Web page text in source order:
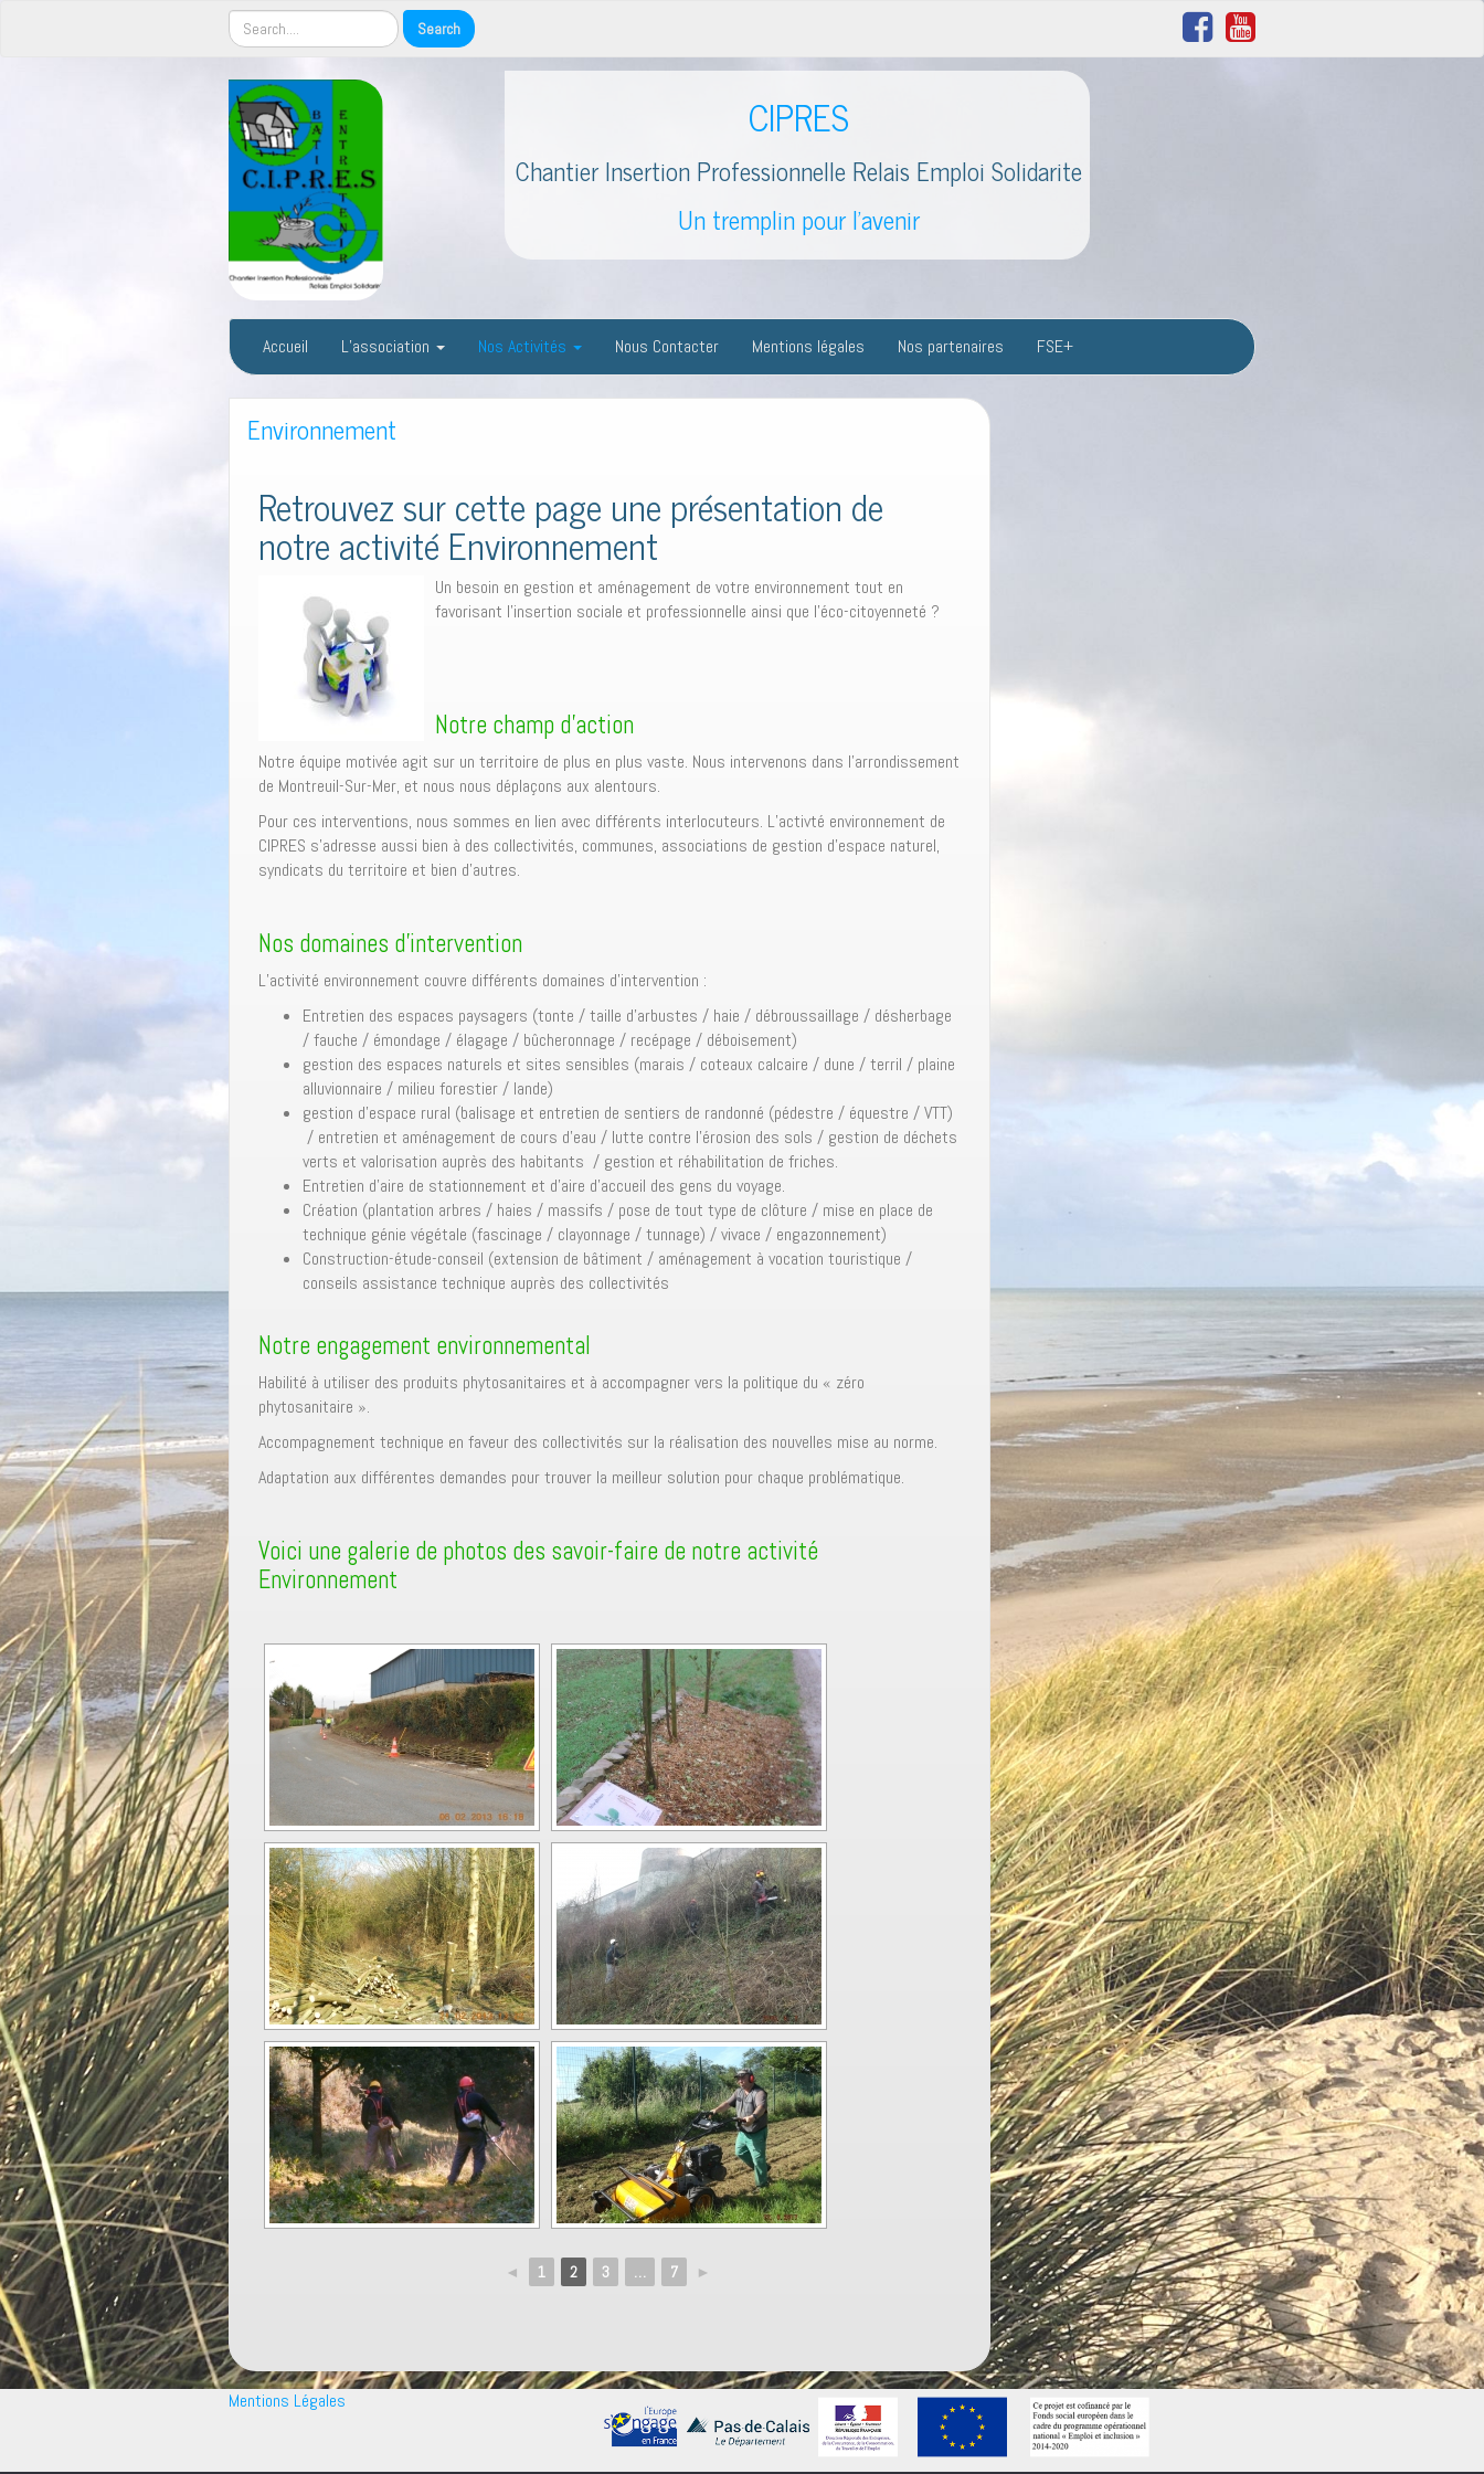
CIPRES
Chantier Insertion Professionnelle Relais Emploi Solidarite
Un tremplin pour l'avenir
Accueil L’association Nos Activités Nous Contacter Mentions légales Nos partenaires FSE+
Environnement
Retrouvez sur cette page une présentation de
notre activité Environnement
Un besoin en gestion et aménagement de votre environnement tout en
favorisant l’insertion sociale et professionnelle ainsi que l’éco-citoyenneté ?
Notre champ d’action
Notre équipe motivée agit sur un territoire de plus en plus vaste. Nous intervenons dans l’arrondissement
de Montreuil-Sur-Mer, et nous nous déplaçons aux alentours.
Pour ces interventions, nous sommes en lien avec différents interlocuteurs. L’activté environnement de
CIPRES s’adresse aussi bien à des collectivités, communes, associations de gestion d’espace naturel,
syndicats du territoire et bien d’autres.
Nos domaines d’intervention
L’activité environnement couvre différents domaines d’intervention :
Entretien des espaces paysagers (tonte / taille d’arbustes / haie / débroussaillage / désherbage
/ fauche / émondage / élagage / bûcheronnage / recépage / déboisement)
gestion des espaces naturels et sites sensibles (marais / coteaux calcaire / dune / terril / plaine
alluvionnaire / milieu forestier / lande)
gestion d’espace rural (balisage et entretien de sentiers de randonné (pédestre / équestre / VTT)
/ entretien et aménagement de cours d’eau / lutte contre l’érosion des sols / gestion de déchets
verts et valorisation auprès des habitants / gestion et réhabilitation de friches.
Entretien d’aire de stationnement et d’aire d’accueil des gens du voyage.
Création (plantation arbres / haies / massifs / pose de tout type de clôture / mise en place de
technique génie végétale (fascinage / clayonnage / tunnage) / vivace / engazonnement)
Construction-étude-conseil (extension de bâtiment / aménagement à vocation touristique /
conseils assistance technique auprès des collectivités
Notre engagement environnemental
Habilité à utiliser des produits phytosanitaires et à accompagner vers la politique du « zéro
phytosanitaire ».
Accompagnement technique en faveur des collectivités sur la réalisation des nouvelles mise au norme.
Adaptation aux différentes demandes pour trouver la meilleur solution pour chaque problématique.
Voici une galerie de photos des savoir-faire de notre activité
Environnement
◄ 1 2 3 … 7 ►
Mentions Légales